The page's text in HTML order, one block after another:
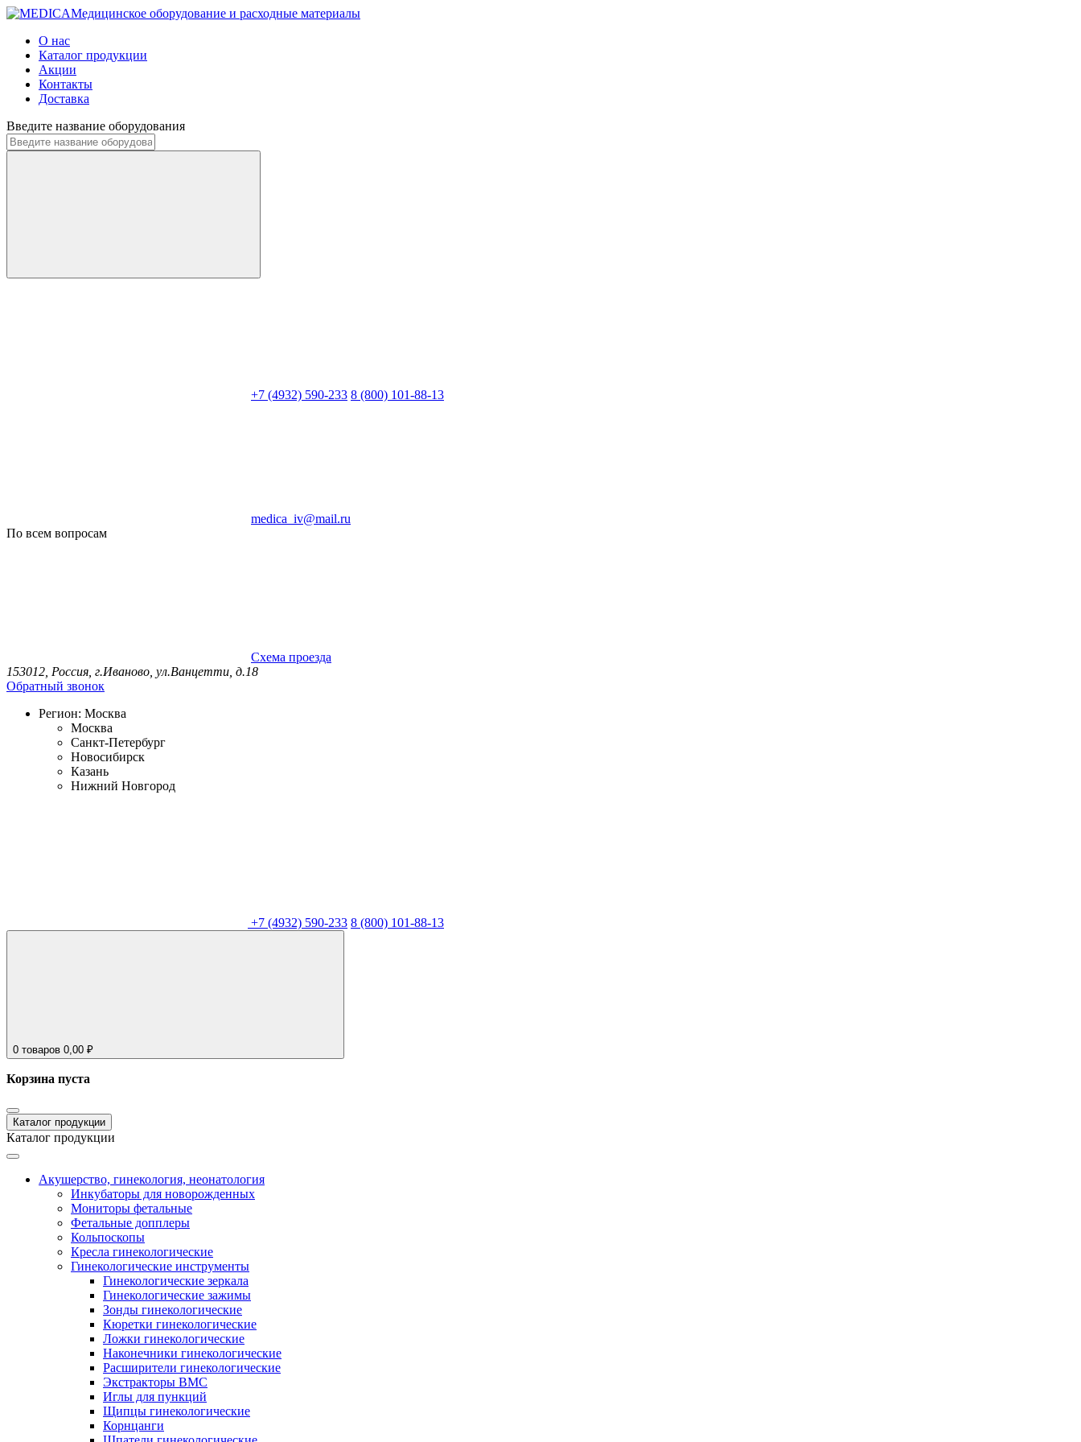
Медицинское оборудование и расходные материалы
О нас
Каталог продукции
Акции
Контакты
Доставка
Введите название оборудования
+7 (4932) 590-233 8 (800) 101-88-13
medica_iv@mail.ru
По всем вопросам
Схема проезда
153012, Россия, г.Иваново, ул.Ванцетти, д.18
Обратный звонок
Регион: Москва
Москва
Санкт-Петербург
Новосибирск
Казань
Нижний Новгород
+7 (4932) 590-233 8 (800) 101-88-13
0 товаров 0,00 ₽
Корзина пуста
Каталог продукции
Каталог продукции
Акушерство, гинекология, неонатология
Инкубаторы для новорожденных
Мониторы фетальные
Фетальные допплеры
Кольпоскопы
Кресла гинекологические
Гинекологические инструменты
Гинекологические зеркала
Гинекологические зажимы
Зонды гинекологические
Кюретки гинекологические
Ложки гинекологические
Наконечники гинекологические
Расширители гинекологические
Экстракторы ВМС
Иглы для пункций
Щипцы гинекологические
Корнцанги